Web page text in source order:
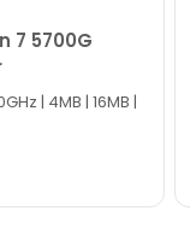
7 5700G
| 4MB | 16MB |